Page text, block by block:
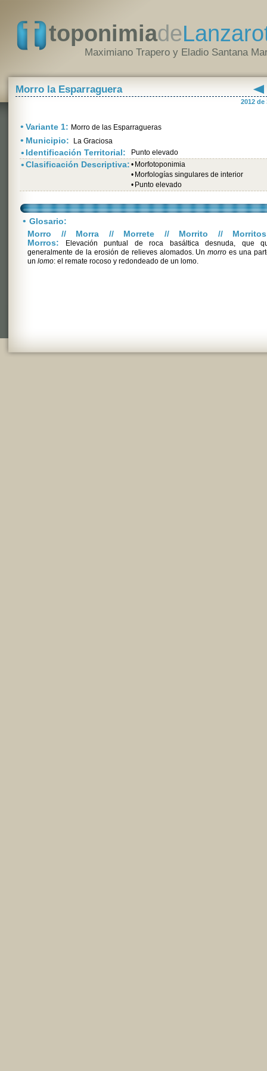
toponimiade
Maximiano Trapero y Eladio Santana
Morro la Esparraguera
2012 de
• Variante 1: Morro de las Esparragueras
• Municipio: La Graciosa
• Identificación Territorial: Punto elevado
•Clasificación Descriptiva: • Morfotoponimia
• Morfologías singulares de interior
• Punto elevado
• Glosario:
Morro // Morra // Morrete // Morrito //
Morros: Elevación puntual de roca basáltica desnuda, que
generalmente de la erosión de relieves alomados. Unmorro es una
un lomo: el remate rocoso y redondeado de un lomo.